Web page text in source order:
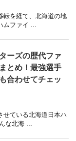
転を経て、北海道の地
ファイ ...
ーズの歴代ファ
とめ！最強選手
合わせてチェッ
せている北海道日本ハ
な北海 ...